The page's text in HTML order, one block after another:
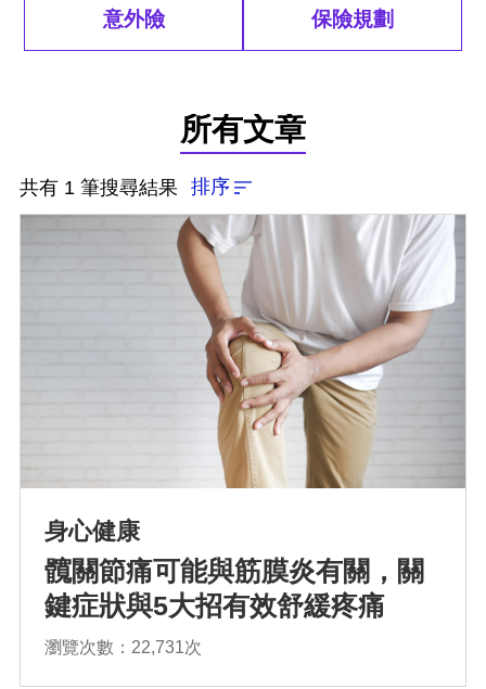
意外險 保險規劃
所有文章
共有 1 筆搜尋結果 排序
身心健康
髖關節痛可能與筋膜炎有關，關
鍵症狀與5大招有效舒緩疼痛
瀏覽次數：22,731次
依近一個月熱門度
依上架時間新至舊
依瀏覽人數多至少
確認排序